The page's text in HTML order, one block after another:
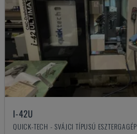
I-42U
QUICK-TECH - SVÁJCI TÍPUSÚ ESZTERGAGÉP